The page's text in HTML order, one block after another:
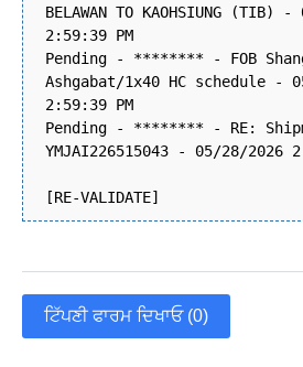
BELAWAN TO KAOHSIUNG (TIB)
2:59:39 PM
Pending - ******** - FOB
Ashgabat/1x40 HC schedule -
2:59:39 PM
Pending - ******** - RE:
YMJAI226515043 - 05/28/2026
[RE-VALIDATE]
ਟਿੱਪਣੀ ਫਾਰਮ ਦਿਖਾਓ (0)